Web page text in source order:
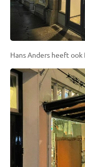
Hans Anders heeft